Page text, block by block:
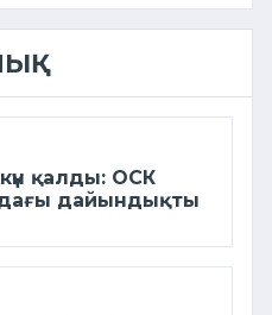
қалды: ОСК
дайындықты